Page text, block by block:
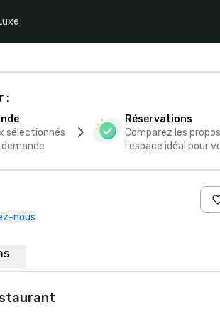
:
sélectionnés
Réservations
Comparez les
l'espace idéal pour
nous